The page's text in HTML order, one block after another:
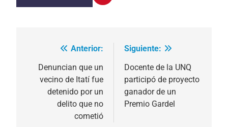
Navegación
de
entradas
Anterior:
Denuncian que un
vecino de Itatí fue
detenido por un
delito que no
cometió
Siguiente:
Docente de la UNQ
participó de proyecto
ganador de un
Premio Gardel